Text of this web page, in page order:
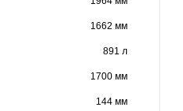
1662 мм
891 л
1700 мм
144 мм